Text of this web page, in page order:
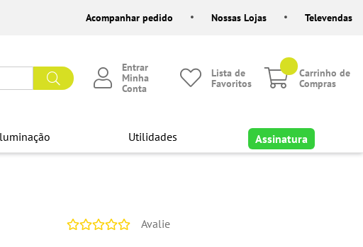
Acompanhar pedido Nossas Lojas Televendas
Entrar
Minha
Conta
Lista de
Favoritos
Carrinho de
Compras
Utilidades Assinatura
Avalie